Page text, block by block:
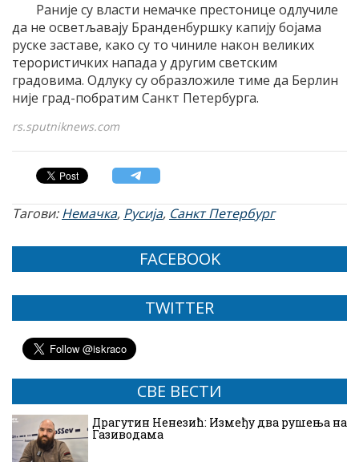
Раније су власти немачке престонице одлучиле
да не осветљавају Бранденбуршку капију бојама
руске заставе, како су то чиниле након великих
терористичких напада у другим светским
градовима. Одлуку су образложиле тиме да Берлин
није град-побратим Санкт Петербурга.
rs.sputniknews.com
Тагови:Немачка, Русија, Санкт Петербург
FACEBOOK
TWITTER
СВЕ ВЕСТИ
Драгутин Ненезић: Између два рушења на
Газиводама